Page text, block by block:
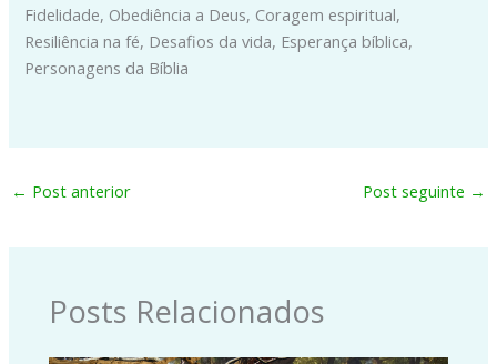
Fidelidade, Obediência a Deus, Coragem espiritual,
Resiliência na fé, Desafios da vida, Esperança bíblica,
Personagens da Bíblia
← Post anterior Post seguinte →
Posts Relacionados